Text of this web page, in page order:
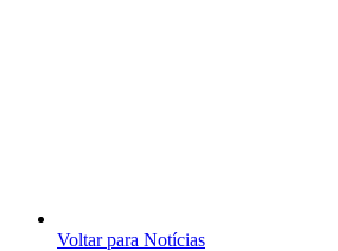
Voltar para Notícias